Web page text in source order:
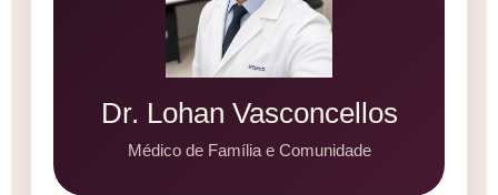
Dr. Lohan Vasconcellos
Médico de Família e Comunidade